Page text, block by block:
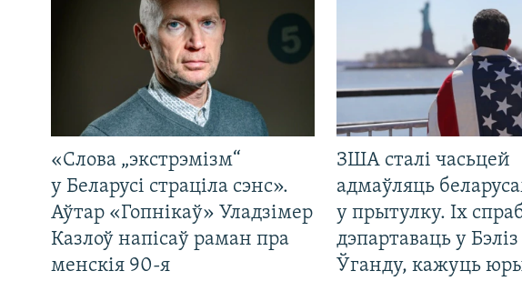
«Слова „экстрэмізм“
у Беларусі страціла сэнс».
Аўтар «Гопнікаў» Уладзімер
Казлоў напісаў раман пра
менскія 90-я
ЗША сталі часьцей
адмаўляць
у прытулку. Іх
дэпартаваць у Бэліз
Ўганду, кажуць